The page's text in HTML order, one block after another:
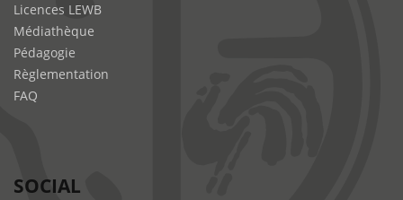
Licences LEWB
Médiathèque
Pédagogie
Règlementation
FAQ
SOCIAL